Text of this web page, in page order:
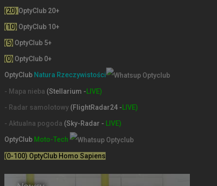
(20) OptyClub 20+
(10) OptyClub 10+
(5) OptyClub 5+
(0) OptyClub 0+
OptyClub Natura Rzeczywistości
- Mapa nieba (Stellarium -LIVE)
- Radar samolotowy (FlightRadar24 -LIVE)
- Aktualna pogoda (Sky-Radar - LIVE)
OptyClub Moto-Tech
(0-100) OptyClub Homo Sapiens